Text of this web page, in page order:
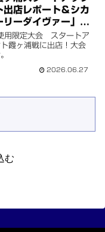
出店レポート＆シカ
リーダイヴァー」で
事優勝！！
用限定大会 スタートア
霞ヶ浦戦に出店！大会
2026.06.27
む